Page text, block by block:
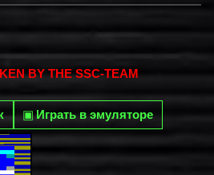
BY THE SSC-TEAM
▣Играть в эмуляторе